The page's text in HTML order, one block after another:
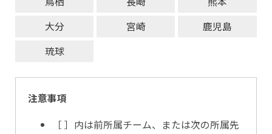
大分
宮崎
鹿児島
琉球
注意事項
［ ］内は前所属チーム、または次の所属先